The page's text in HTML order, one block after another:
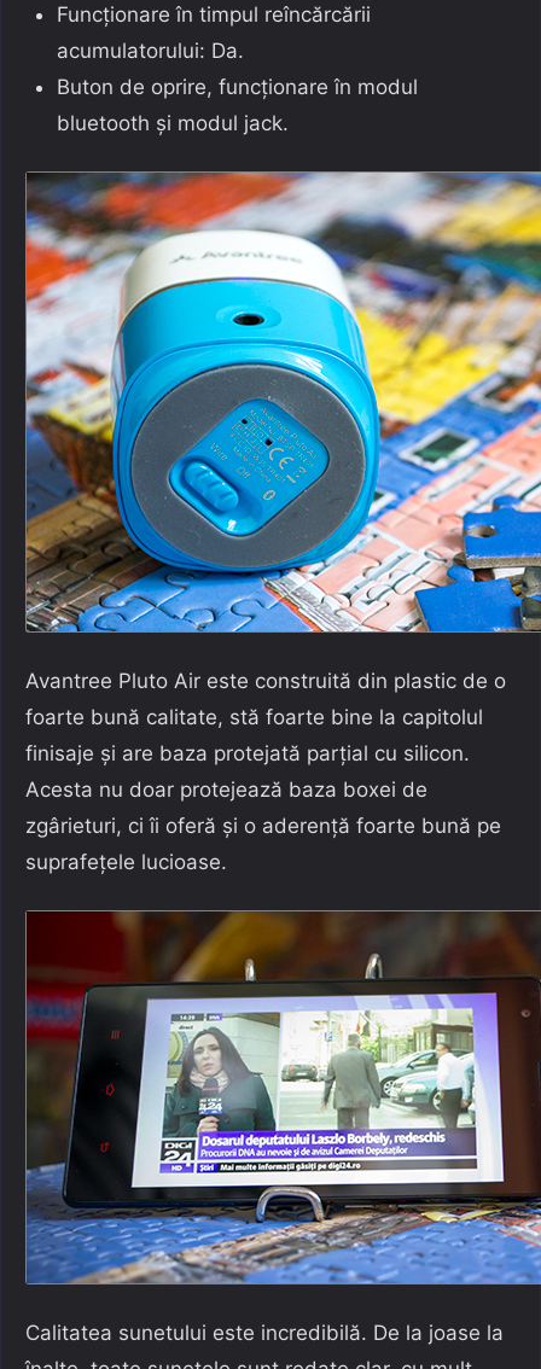
Funcționare în timpul reîncărcării
acumulatorului: Da.
Buton de oprire, funcționare în modul
bluetooth și modul jack.
Avantree Pluto Air este construită din plastic de o
foarte bună calitate, stă foarte bine la capitolul
finisaje și are baza protejată parțial cu silicon.
Acesta nu doar protejează baza boxei de
zgârieturi, ci îi oferă și o aderență foarte bună pe
suprafețele lucioase.
Calitatea sunetului este incredibilă. De la joase la